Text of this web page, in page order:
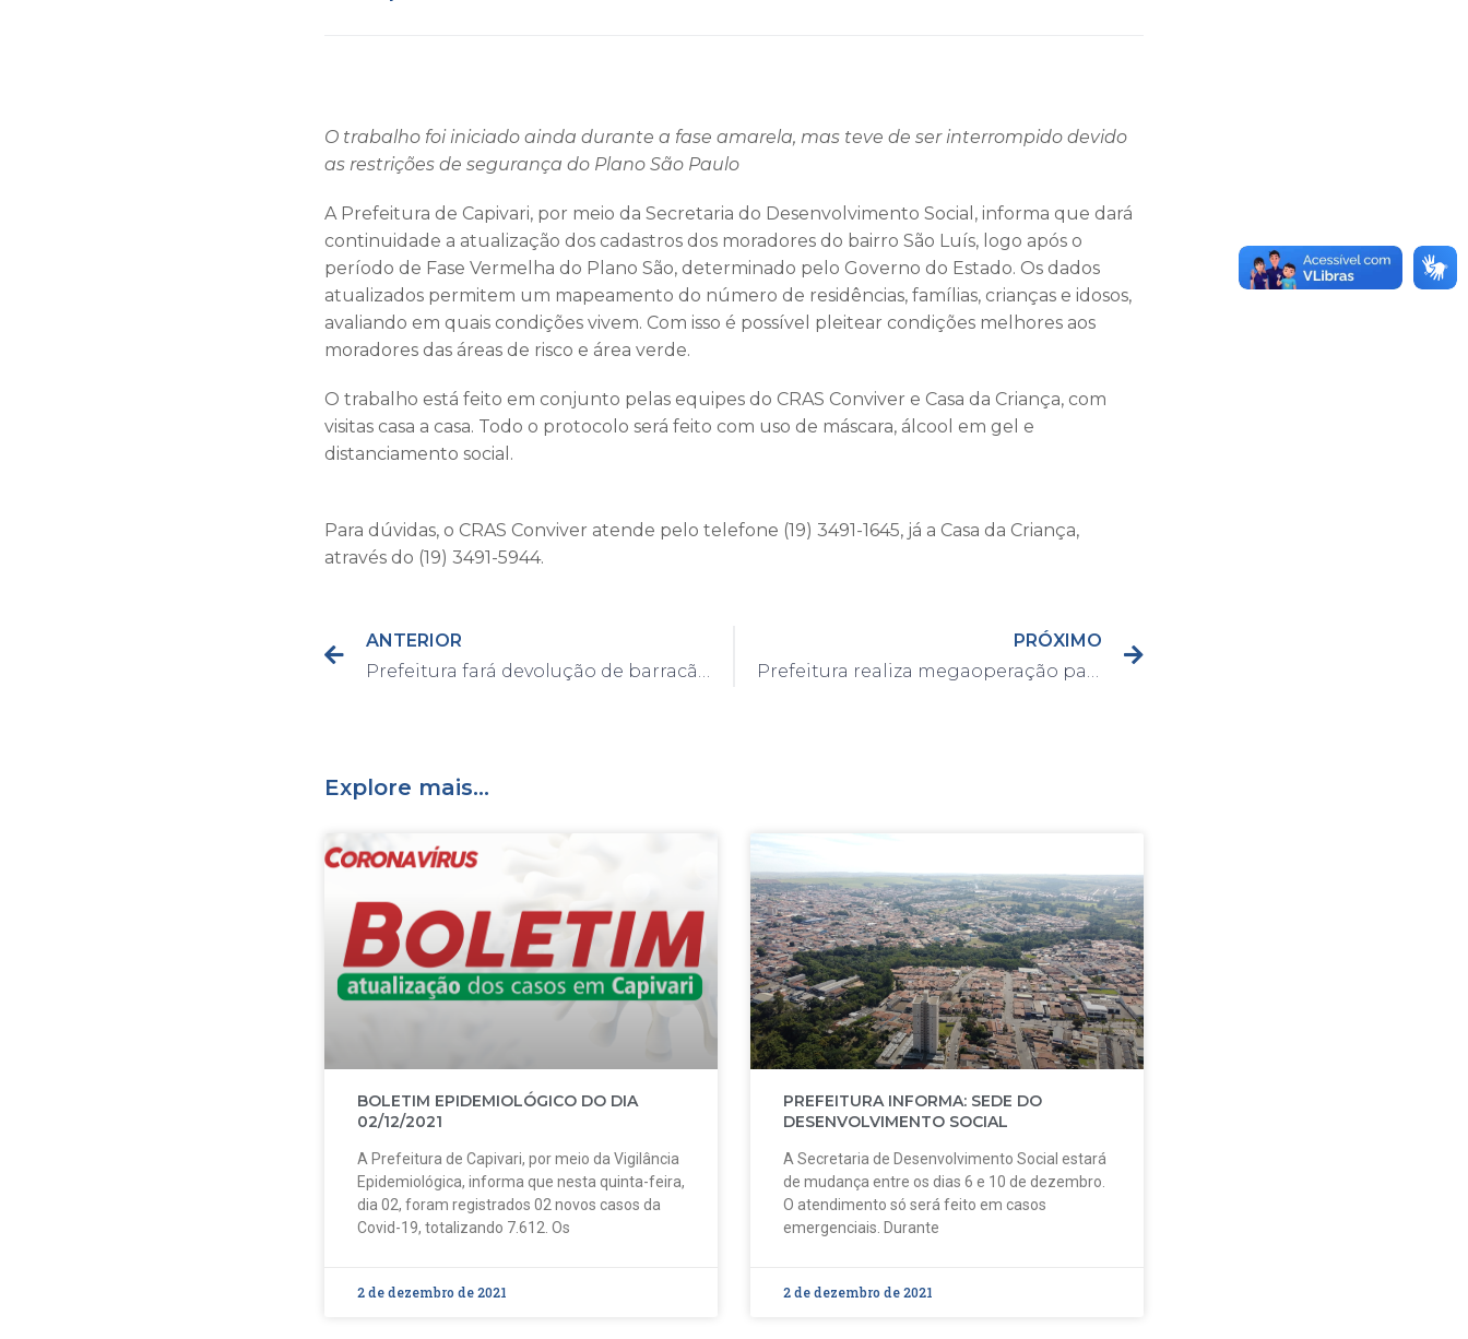
O trabalho foi iniciado ainda durante a fase amarela, mas teve de ser interrompido devido
as restrições de segurança do Plano São Paulo
A Prefeitura de Capivari, por meio da Secretaria do Desenvolvimento Social, informa que dará
continuidade a atualização dos cadastros dos moradores do bairro São Luís, logo após o
período de Fase Vermelha do Plano São, determinado pelo Governo do Estado. Os dados
atualizados permitem um mapeamento do número de residências, famílias, crianças e idosos,
avaliando em quais condições vivem. Com isso é possível pleitear condições melhores aos
moradores das áreas de risco e área verde.
O trabalho está feito em conjunto pelas equipes do CRAS Conviver e Casa da Criança, com
visitas casa a casa. Todo o protocolo será feito com uso de máscara, álcool em gel e
distanciamento social.
Para dúvidas, o CRAS Conviver atende pelo telefone (19) 3491-1645, já a Casa da Criança,
através do (19) 3491-5944.
ANTERIOR
Prefeitura fará devolução de barracão de ginástica; economia será de aproximadamente 20 mil reais ao ano
PRÓXIMO
Prefeitura realiza megaoperação para limpeza e tapa-buracos na avenida Josefina Giovana Rossi
Explore mais...
BOLETIM EPIDEMIOLÓGICO DO DIA
02/12/2021
A Prefeitura de Capivari, por meio da Vigilância
Epidemiológica, informa que nesta quinta-feira,
dia 02, foram registrados 02 novos casos da
Covid-19, totalizando 7.612. Os
2 de dezembro de 2021
PREFEITURA INFORMA: SEDE DO
DESENVOLVIMENTO SOCIAL
A Secretaria de Desenvolvimento Social estará
de mudança entre os dias 6 e 10 de dezembro.
O atendimento só será feito em casos
emergenciais. Durante
2 de dezembro de 2021